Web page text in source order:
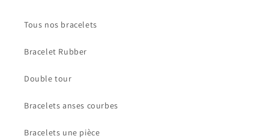
Tous nos bracelets
Bracelet Rubber
Double tour
Bracelets anses courbes
Bracelets une pièce